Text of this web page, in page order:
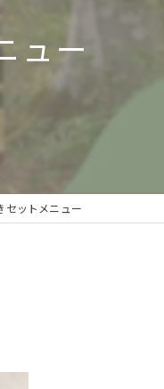
ュー
セットメニュー